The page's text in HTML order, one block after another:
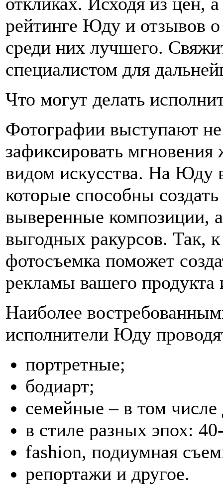
рейтинге Юду и отзывов
среди них лучшего.
специалистом для
Что могут делать
Фотографии выступают
зафиксировать
видом искусства. На Юду
которые способны
выверенные композиции,
выгодных ракурсов. Так,
фотосъемка поможет
рекламы вашего продукта
Наиболее
исполнители Юду
портретные;
бодиарт;
семейные – в том
в стиле разных эпох:
fashion, подиумная
репортажи и другое.